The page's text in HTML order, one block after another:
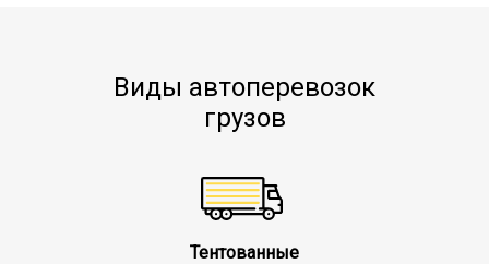
Виды автоперевозок
грузов
Тентованные